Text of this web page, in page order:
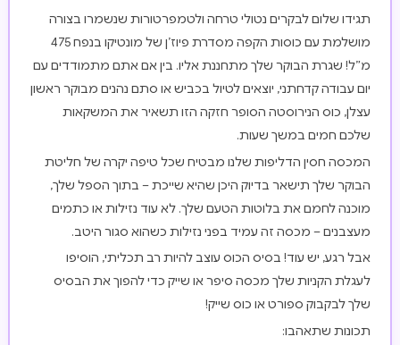
תגידו שלום לבקרים נטולי טרחה ולטמפרטורות שנשמרו בצורה
מושלמת עם כוסות הקפה מסדרת פיוז’ן של מונטיקו בנפח 475
מ”ל! שגרת הבוקר שלך מתחננת אליו. בין אם אתם מתמודדים עם
יום עבודה קדחתני, יוצאים לטיול בכביש או סתם נהנים מבוקר ראשון
עצלן, כוס הנירוסטה הסופר חזקה הזו תשאיר את המשקאות
שלכם חמים במשך שעות.
המכסה חסין הדליפות שלנו מבטיח שכל טיפה יקרה של חליטת
הבוקר שלך תישאר בדיוק היכן שהיא שייכת – בתוך הספל שלך,
מוכנה לחמם את בלוטות הטעם שלך. לא עוד נזילות או כתמים
מעצבנים – מכסה זה עמיד בפני נזילות כשהוא סגור היטב.
אבל רגע, יש עוד! בסיס הכוס עוצב להיות רב תכליתי, הוסיפו
לעגלת הקניות שלך מכסה סיפר או שייק כדי להפוך את הבסיס
שלך לבקבוק ספורט או כוס שייק!
תכונות שתאהבו: